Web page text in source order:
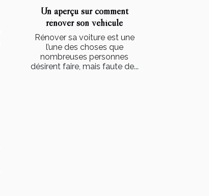
Un aperçu sur comment
rénover son véhicule
Rénover sa voiture est une
l’une des choses que
nombreuses personnes
désirent faire, mais faute de...